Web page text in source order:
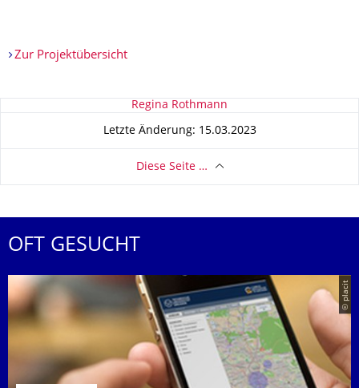
Zur Projektübersicht
Zu dieser Seite Regina Rothmann
Letzte Änderung: 15.03.2023
Diese Seite …
OFT GESUCHT
© placit